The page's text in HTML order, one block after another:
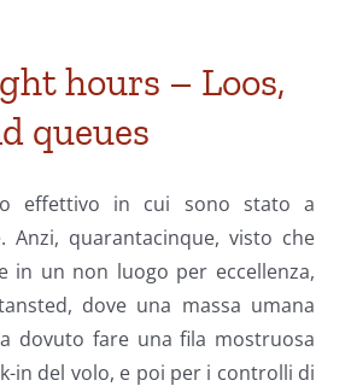
hours – Loos,
queues
effettivo in cui sono stato a
Anzi, quarantacinque, visto che
in un non luogo per eccellenza,
dove una massa umana
dovuto fare una fila mostruosa
in del volo, e poi per i controlli di